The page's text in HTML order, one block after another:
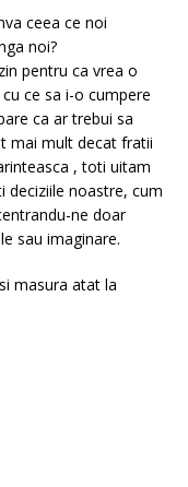
ceea ce noi
noi?
pentru ca vrea o
ce sa i-o cumpere
ca ar trebui sa
mai mult decat fratii
, toti uitam
deciziile noastre, cum
ne doar
sau imaginare.
masura atat la